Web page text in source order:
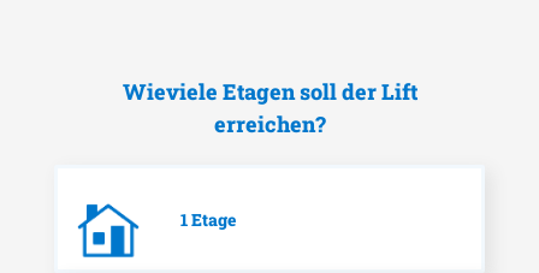
Wieviele Etagen soll der Lift
erreichen?
1 Etage